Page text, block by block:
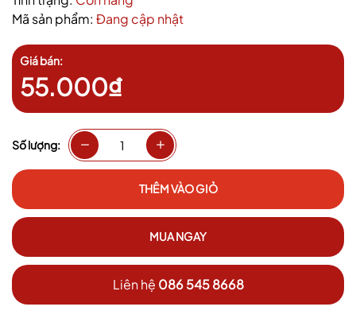
Mã sản phẩm: Đang cập nhật
Giá bán:
55.000₫
Số lượng:
THÊM VÀO GIỎ
MUA NGAY
Liên hệ 086 545 8668